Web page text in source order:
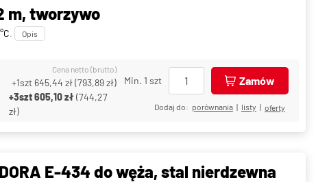
m, tworzywo
. Opis
Cena netto (brutto)
+1szt 645,44 zł(793,89 zł)
+3szt605,10 zł(744,27
zł)
Min. 1 szt Zamów
Dodaj do: porównania | listy | oferty
E-434 do węża, stal nierdzewna